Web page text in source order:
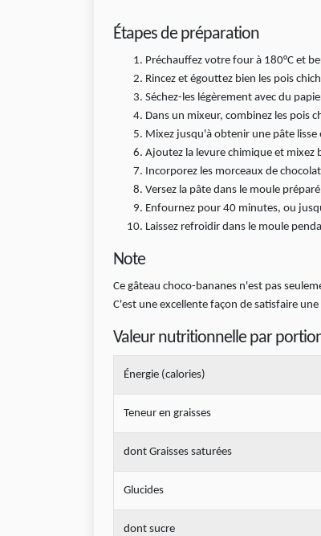
Étapes de préparation
Préchauffez votre four à 180°C et
Rincez et égouttez bien les pois
Séchez-les légèrement avec du
Dans un mixeur, combinez les pois
Mixez jusqu'à obtenir une pâte lisse
Ajoutez la levure chimique et mixez
Incorporez les morceaux de
Versez la pâte dans le moule
Enfournez pour 40 minutes, ou
Laissez refroidir dans le moule
Note
Ce gâteau choco-bananes n'est pas
C'est une excellente façon de satisfaire
Valeur nutritionnelle par
Énergie (calories)
Teneur en graisses
dont Graisses saturées
Glucides
dont sucre